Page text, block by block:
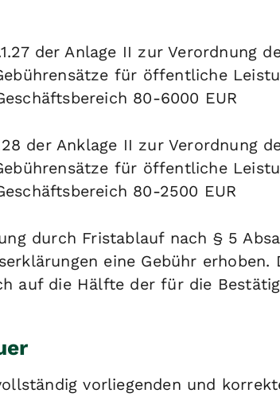
der Anlage II zur Verordnung
für öffentliche
80-6000 EUR
der Anklage II zur Verordnung
für öffentliche
80-2500 EUR
durch Fristablauf nach § 5
eine Gebühr
auf die Hälfte der für die
vorliegenden und